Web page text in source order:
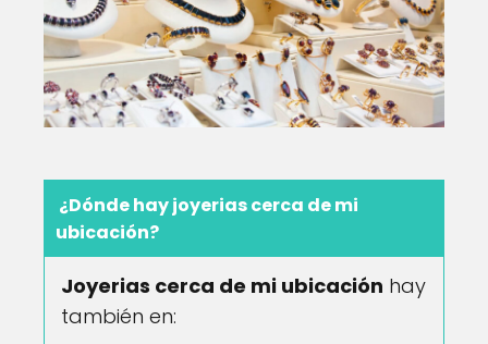
¿Dónde hay joyerias cerca de mi
ubicación?
Joyerias cerca de mi ubicación hay
también en: